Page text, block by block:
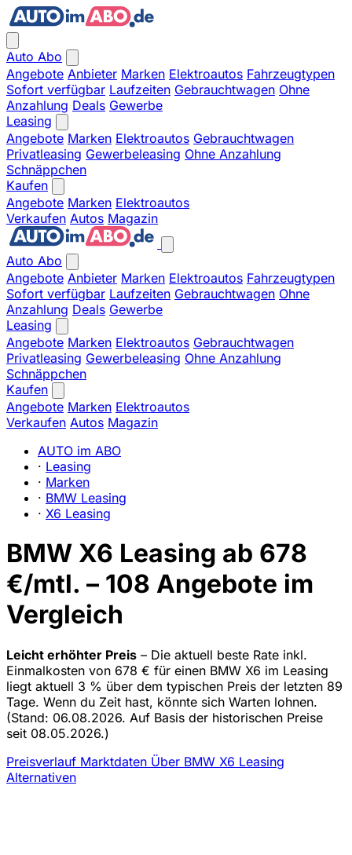
Auto Abo
Angebote Anbieter Marken Elektroautos Fahrzeugtypen
Sofort verfügbar Laufzeiten Gebrauchtwagen Ohne
Anzahlung Deals Gewerbe
Leasing
Angebote Marken Elektroautos Gebrauchtwagen
Privatleasing Gewerbeleasing Ohne Anzahlung
Schnäppchen
Kaufen
Angebote Marken Elektroautos
Verkaufen Autos Magazin
Auto Abo
Angebote Anbieter Marken Elektroautos Fahrzeugtypen
Sofort verfügbar Laufzeiten Gebrauchtwagen Ohne
Anzahlung Deals Gewerbe
Leasing
Angebote Marken Elektroautos Gebrauchtwagen
Privatleasing Gewerbeleasing Ohne Anzahlung
Schnäppchen
Kaufen
Angebote Marken Elektroautos
Verkaufen Autos Magazin
AUTO im ABO
· Leasing
· Marken
· BMW Leasing
· X6 Leasing
BMW X6 Leasing ab 678
€/mtl. – 108 Angebote im
Vergleich
Leicht erhöhter Preis – Die aktuell beste Rate inkl.
Einmalkosten von 678 € für einen BMW X6 im Leasing
liegt aktuell 3 % über dem typischen Preis der letzten 89
Tage. Wenn du Zeit hast, könnte sich Warten lohnen.
(Stand: 06.08.2026. Auf Basis der historischen Preise
seit 08.05.2026.)
Preisverlauf Marktdaten Über BMW X6 Leasing
Alternativen